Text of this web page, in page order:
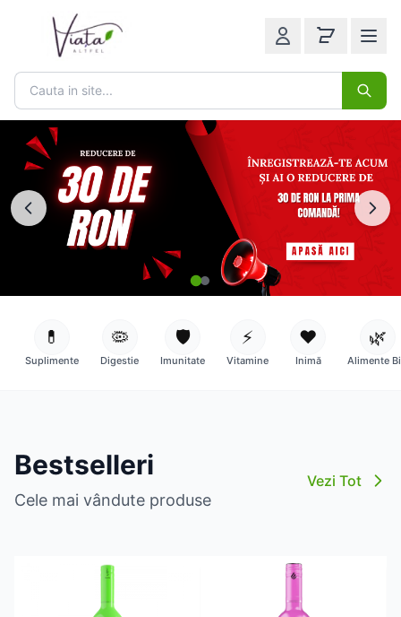
💊
Suplimente
🦠
Digestie
🛡️
Imunitate
⚡
Vitamine
❤️
Inimă
🌿
Alimente
Bestselleri
Cele mai vândute produse
Vezi Tot